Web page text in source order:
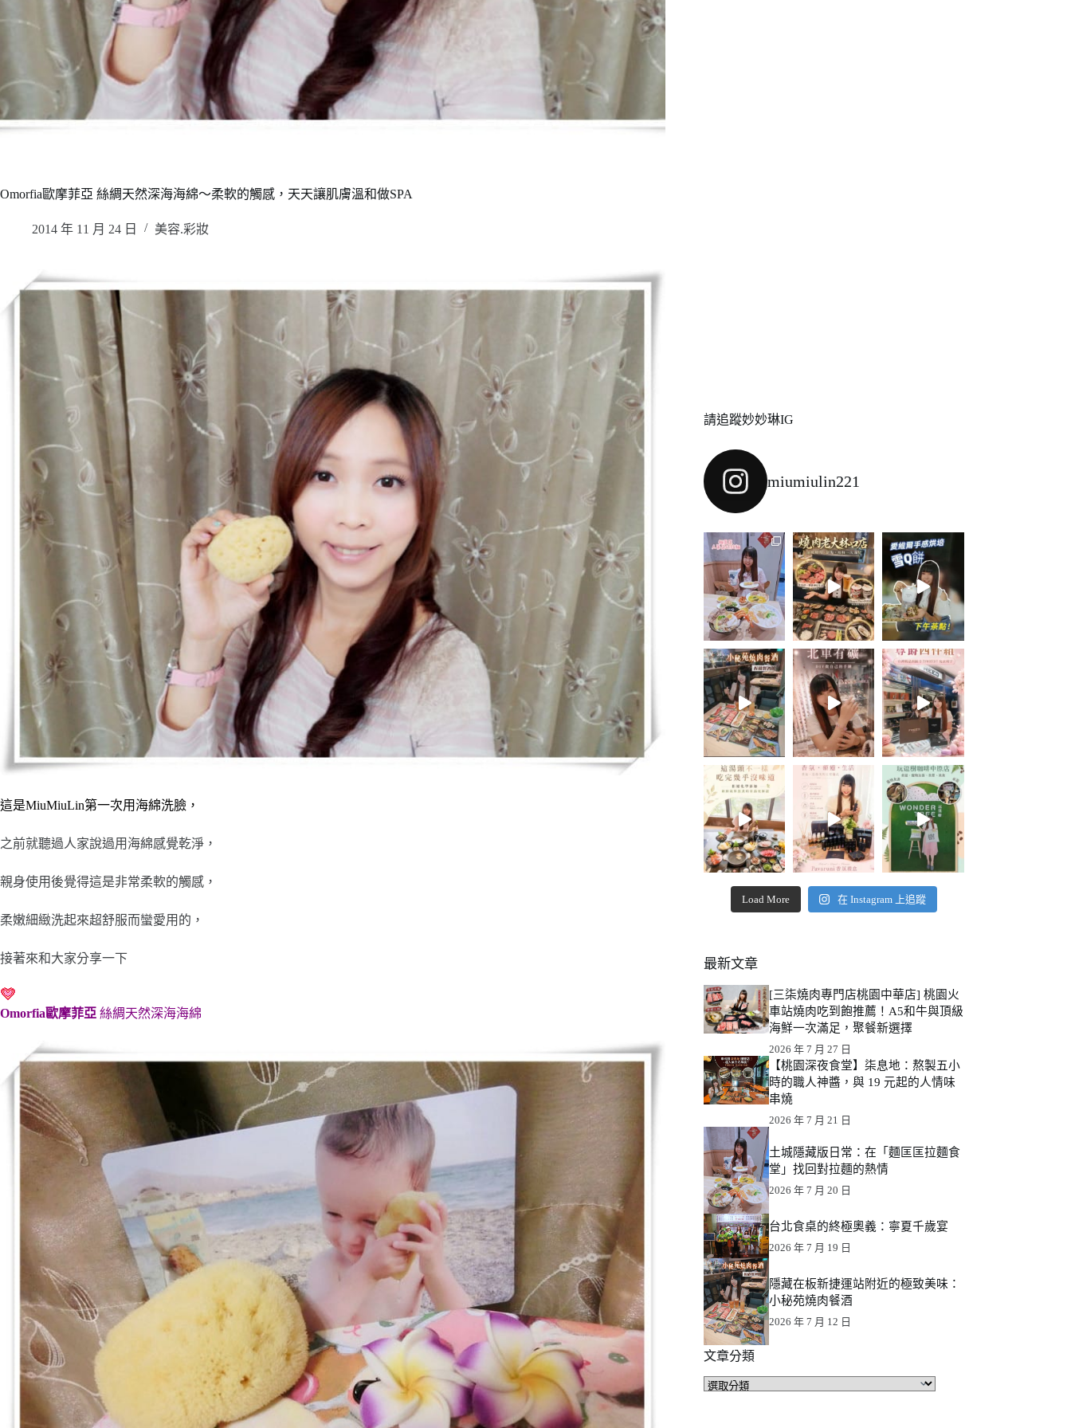
Omorfia歐摩菲亞 絲綢天然深海海綿～柔軟的觸感，天天讓肌膚溫和做SPA
2014 年 11 月 24 日 美容.彩妝
這是MiuMiuLin第一次用海綿洗臉，
之前就聽過人家說過用海綿感覺乾淨，
親身使用後覺得這是非常柔軟的觸感，
柔嫩細緻洗起來超舒服而蠻愛用的，
接著來和大家分享一下
Omorfia歐摩菲亞 絲綢天然深海海綿
請追蹤妙妙琳IG
miumiulin221
Load More 在 Instagram 上追蹤
最新文章
[三柒燒肉專門店桃園中華店] 桃園火
車站燒肉吃到飽推薦！A5和牛與頂級
海鮮一次滿足，聚餐新選擇
2026 年 7 月 27 日
【桃園深夜食堂】柒息地：熬製五小
時的職人神醬，與 19 元起的人情味
串燒
2026 年 7 月 21 日
土城隱藏版日常：在「麵匡匡拉麵食
堂」找回對拉麵的熱情
2026 年 7 月 20 日
台北食桌的終極奧義：寧夏千歲宴
2026 年 7 月 19 日
隱藏在板新捷運站附近的極致美味：
小秘苑燒肉餐酒
2026 年 7 月 12 日
文章分類
文